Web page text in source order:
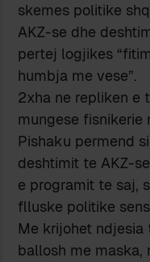
skemes politike
AKZ-se dhe
pertej logjikes
humbja me vese”.
2xha ne repliken e
mungese fisnikerie
Pishaku permend
deshtimit te AKZ-
e programit te saj,
flluske politike
Me krijohet
ballosh me maska,